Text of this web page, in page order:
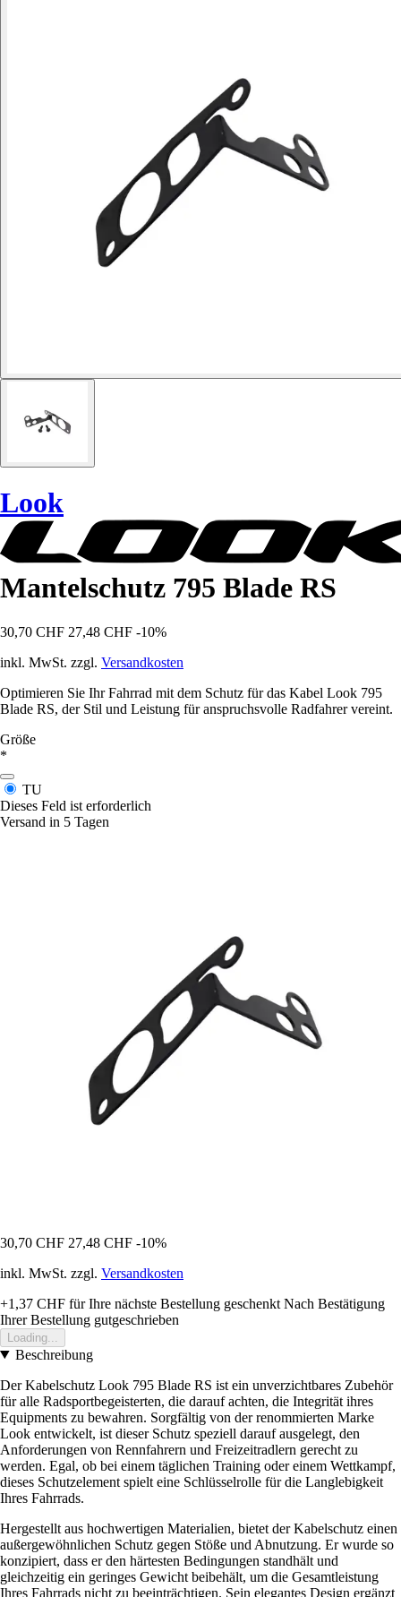
Look
Mantelschutz 795 Blade RS
30,70 CHF 27,48 CHF -10%
inkl. MwSt. zzgl. Versandkosten
Optimieren Sie Ihr Fahrrad mit dem Schutz für das Kabel Look 795
Blade RS, der Stil und Leistung für anspruchsvolle Radfahrer vereint.
Größe
*
TU
Dieses Feld ist erforderlich
Versand in 5 Tagen
30,70 CHF 27,48 CHF -10%
inkl. MwSt. zzgl. Versandkosten
+1,37 CHF für Ihre nächste Bestellung geschenkt Nach Bestätigung
Ihrer Bestellung gutgeschrieben
Loading...
Beschreibung
Der Kabelschutz Look 795 Blade RS ist ein unverzichtbares Zubehör
für alle Radsportbegeisterten, die darauf achten, die Integrität ihres
Equipments zu bewahren. Sorgfältig von der renommierten Marke
Look entwickelt, ist dieser Schutz speziell darauf ausgelegt, den
Anforderungen von Rennfahrern und Freizeitradlern gerecht zu
werden. Egal, ob bei einem täglichen Training oder einem Wettkampf,
dieses Schutzelement spielt eine Schlüsselrolle für die Langlebigkeit
Ihres Fahrrads.
Hergestellt aus hochwertigen Materialien, bietet der Kabelschutz einen
außergewöhnlichen Schutz gegen Stöße und Abnutzung. Er wurde so
konzipiert, dass er den härtesten Bedingungen standhält und
gleichzeitig ein geringes Gewicht beibehält, um die Gesamtleistung
Ihres Fahrrads nicht zu beeinträchtigen. Sein elegantes Design ergänzt